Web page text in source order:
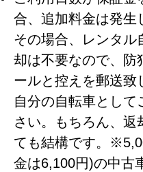
合、追加料金は発生
その場合、レンタル
却は不要なので、防
ールと控えを郵送致
自分の自転車として
さい。もちろん、返
ても結構です。
金は6,100円)の中古